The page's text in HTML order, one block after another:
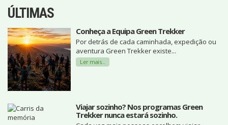
ÚLTIMAS
Conheça a Equipa Green Trekker
Por detrás de cada caminhada, expedição ou
aventura Green Trekker existe...
Ler mais...
Viajar sozinho? Nos programas Green
Trekker nunca estará sozinho.